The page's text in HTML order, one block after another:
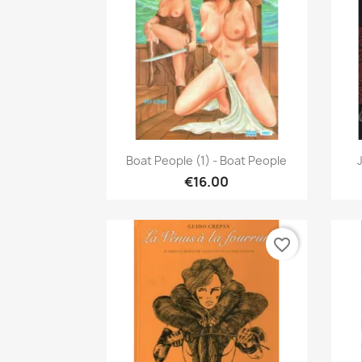
Quick view
Boat People (1) - Boat People
€16.00
favorite_border